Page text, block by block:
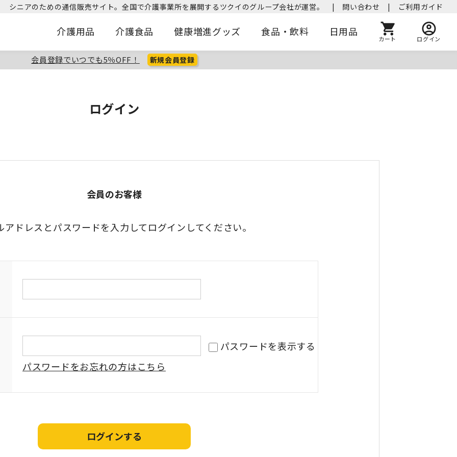
シニアのための通信販売サイト。全国で介護事業所を展開するツクイのグループ会社が運営。 | 問い合わせ | ご利用ガイド
介護用品 介護食品 健康増進グッズ 食品・飲料 日用品
カート ログイン
会員登録でいつでも5％OFF！ 新規会員登録
ログイン
会員のお客様
アドレスとパスワードを入力してログインしてください。
パスワードを表示する
パスワードをお忘れの方はこちら